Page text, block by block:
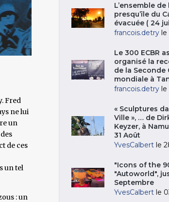
Fred
ne lui
un
de ces
un tel
: un
L’ensemble de
presqu’île du
évacuée ( 24
francois.detry le
Le 300 ECBR
organisé la
de la Seconde
mondiale à
francois.detry le
« Sculptures
Ville », … de
Keyzer, à
31 Août
YvesCalbert le
"Icons of the
"Autoworld",
Septembre
YvesCalbert le